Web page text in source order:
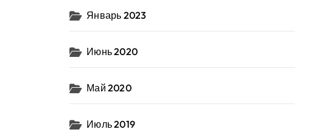
Январь 2023
Июнь 2020
Май 2020
Июль 2019